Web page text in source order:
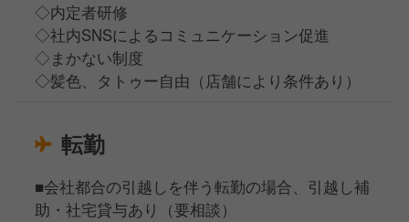
◇内定者研修
◇社内SNSによるコミュニケーション促進
◇まかない制度
◇髪色、タトゥー自由（店舗により条件あり）
転勤
■会社都合の引越しを伴う転勤の場合、引越し補
助・社宅貸与あり（要相談）